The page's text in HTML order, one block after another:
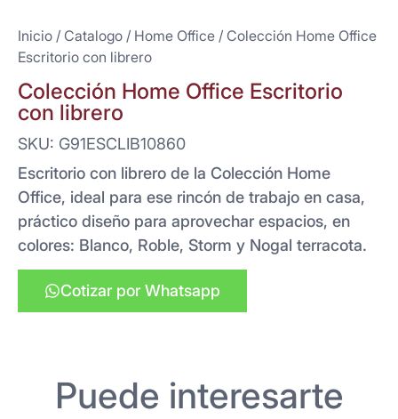
Inicio / Catalogo / Home Office / Colección Home Office
Escritorio con librero
Colección Home Office Escritorio
con librero
SKU: G91ESCLIB10860
Escritorio con librero de la Colección Home
Office, ideal para ese rincón de trabajo en casa,
práctico diseño para aprovechar espacios, en
colores: Blanco, Roble, Storm y Nogal terracota.
Cotizar por Whatsapp
Puede interesarte